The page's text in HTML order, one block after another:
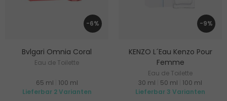
-6%
Bvlgari Omnia Coral
Eau de Toilette
65 ml
100 ml
Lieferbar 2 Varianten
-9%
KENZO L´Eau Kenzo Pour
Femme
Eau de Toilette
30 ml
50 ml
100 ml
Lieferbar 3 Varianten